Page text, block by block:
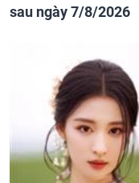
sau ngày 7/8/2026